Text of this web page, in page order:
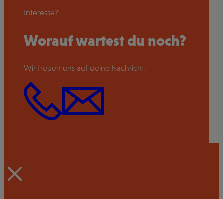
Interesse?
Worauf wartest du noch?
Wir freuen uns auf deine Nachricht.